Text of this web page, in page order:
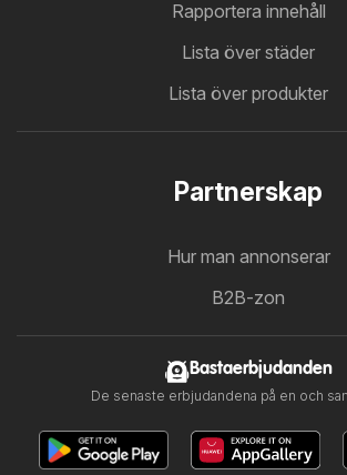
Rapportera innehåll
Lista över städer
Lista över produkter
Partnerskap
Hur man annonserar
B2B-zon
Bastaerbjudanden
De senaste erbjudandena på en och